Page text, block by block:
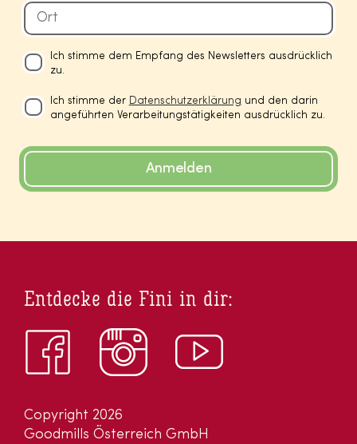
Ich stimme dem Empfang des Newsletters ausdrücklich
zu.
Ich stimme der Datenschutzerklärung und den darin
angeführten Verarbeitungstätigkeiten ausdrücklich zu.
Anmelden
Copyright 2026
Goodmills Österreich GmbH
Entdecke die Fini in dir: